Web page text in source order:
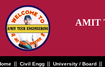
content
AMIT
Civil Engg University / Board